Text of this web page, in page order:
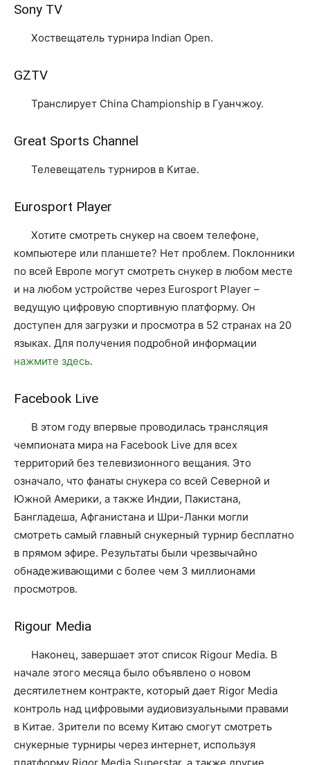
Sony TV
Хоствещатель турнира Indian Open.
GZTV
Транслирует China Championship в Гуанчжоу.
Great Sports Channel
Телевещатель турниров в Китае.
Eurosport Player
Хотите смотреть снукер на своем телефоне,
компьютере или планшете? Нет проблем. Поклонники
по всей Европе могут смотреть снукер в любом месте
и на любом устройстве через Eurosport Player –
ведущую цифровую спортивную платформу. Он
доступен для загрузки и просмотра в 52 странах на 20
языках. Для получения подробной информации
нажмите здесь.
Facebook Live
В этом году впервые проводилась трансляция
чемпионата мира на Facebook Live для всех
территорий без телевизионного вещания. Это
означало, что фанаты снукера со всей Северной и
Южной Америки, а также Индии, Пакистана,
Бангладеша, Афганистана и Шри-Ланки могли
смотреть самый главный снукерный турнир бесплатно
в прямом эфире. Результаты были чрезвычайно
обнадеживающими с более чем 3 миллионами
просмотров.
Rigour Media
Наконец, завершает этот список Rigour Media. В
начале этого месяца было объявлено о новом
десятилетнем контракте, который дает Rigor Media
контроль над цифровыми аудиовизуальными правами
в Китае. Зрители по всему Китаю смогут смотреть
снукерные турниры через интернет, используя